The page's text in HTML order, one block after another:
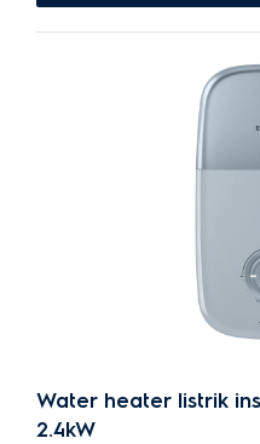
Water heater listrik
2.4kW